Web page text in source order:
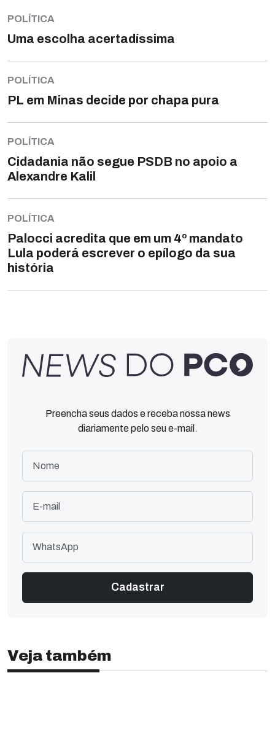
POLÍTICA
Uma escolha acertadíssima
POLÍTICA
PL em Minas decide por chapa pura
POLÍTICA
Cidadania não segue PSDB no apoio a
Alexandre Kalil
POLÍTICA
Palocci acredita que em um 4º mandato
Lula poderá escrever o epílogo da sua
história
Preencha seus dados e receba nossa news
diariamente pelo seu e-mail.
Veja também